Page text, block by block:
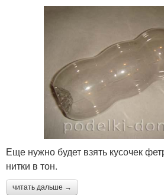
Еще нужно будет взять кусочек
нитки в тон.
читать дальше →